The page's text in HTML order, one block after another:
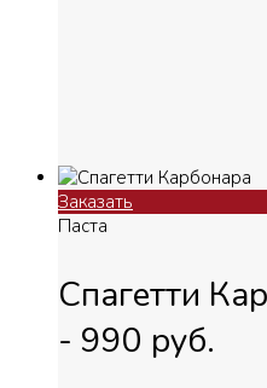
Заказать
Паста
Спагетти
- 990 руб.